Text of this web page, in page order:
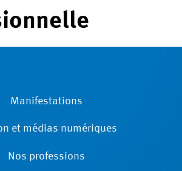
Manifestations
et médias numériques
Nos professions